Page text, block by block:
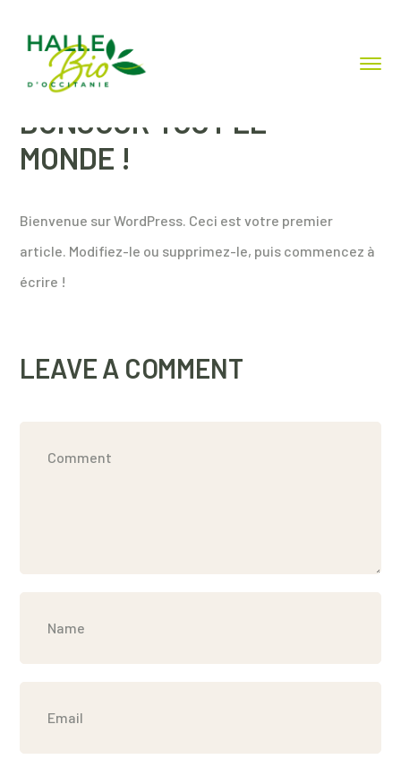
ADMINHBO
BONJOUR TOUT LE
MONDE !
Bienvenue sur WordPress. Ceci est votre premier
article. Modifiez-le ou supprimez-le, puis commencez à
écrire !
LEAVE A COMMENT